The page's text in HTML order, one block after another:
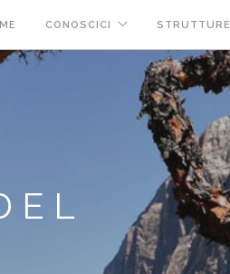
CONOSCICI STRUTTURE